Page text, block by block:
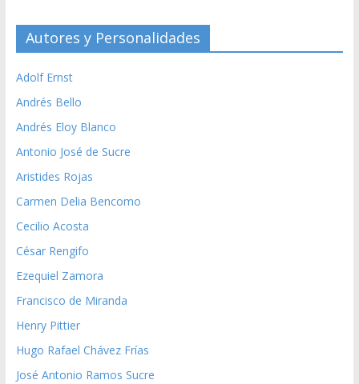
Autores y Personalidades
Adolf Ernst
Andrés Bello
Andrés Eloy Blanco
Antonio José de Sucre
Aristides Rojas
Carmen Delia Bencomo
Cecilio Acosta
César Rengifo
Ezequiel Zamora
Francisco de Miranda
Henry Pittier
Hugo Rafael Chávez Frías
José Antonio Ramos Sucre